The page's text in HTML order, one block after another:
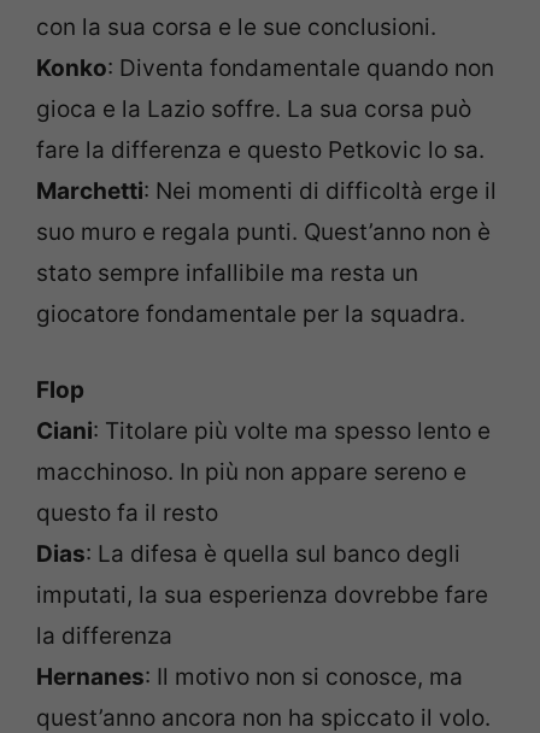
con la sua corsa e le sue conclusioni.
Konko: Diventa fondamentale quando non
gioca e la Lazio soffre. La sua corsa può
fare la differenza e questo Petkovic lo sa.
Marchetti: Nei momenti di difficoltà erge il
suo muro e regala punti. Quest’anno non è
stato sempre infallibile ma resta un
giocatore fondamentale per la squadra.
Flop
Ciani: Titolare più volte ma spesso lento e
macchinoso. In più non appare sereno e
questo fa il resto
Dias: La difesa è quella sul banco degli
imputati, la sua esperienza dovrebbe fare
la differenza
Hernanes: Il motivo non si conosce, ma
quest’anno ancora non ha spiccato il volo.